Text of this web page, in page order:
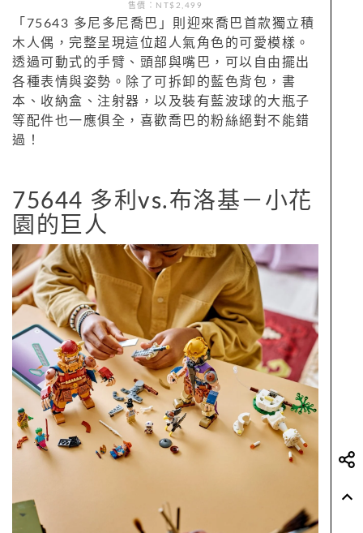
售價：NT$2,499
「75643 多尼多尼喬巴」則迎來喬巴首款獨立積
木人偶，完整呈現這位超人氣角色的可愛模樣。
透過可動式的手臂、頭部與嘴巴，可以自由擺出
各種表情與姿勢。除了可拆卸的藍色背包，書
本、收納盒、注射器，以及裝有藍波球的大瓶子
等配件也一應俱全，喜歡喬巴的粉絲絕對不能錯
過！
75644 多利vs.布洛基－小花
園的巨人